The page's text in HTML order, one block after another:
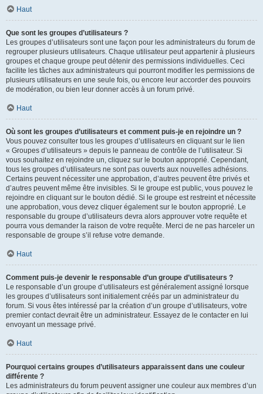
Haut
Que sont les groupes d’utilisateurs ?
Les groupes d’utilisateurs sont une façon pour les administrateurs du forum de
regrouper plusieurs utilisateurs. Chaque utilisateur peut appartenir à plusieurs
groupes et chaque groupe peut détenir des permissions individuelles. Ceci
facilite les tâches aux administrateurs qui pourront modifier les permissions de
plusieurs utilisateurs en une seule fois, ou encore leur accorder des pouvoirs
de modération, ou bien leur donner accès à un forum privé.
Haut
Où sont les groupes d’utilisateurs et comment puis-je en rejoindre un ?
Vous pouvez consulter tous les groupes d’utilisateurs en cliquant sur le lien
« Groupes d’utilisateurs » depuis le panneau de contrôle de l’utilisateur. Si
vous souhaitez en rejoindre un, cliquez sur le bouton approprié. Cependant,
tous les groupes d’utilisateurs ne sont pas ouverts aux nouvelles adhésions.
Certains peuvent nécessiter une approbation, d’autres peuvent être privés et
d’autres peuvent même être invisibles. Si le groupe est public, vous pouvez le
rejoindre en cliquant sur le bouton dédié. Si le groupe est restreint et nécessite
une approbation, vous devez cliquer également sur le bouton approprié. Le
responsable du groupe d’utilisateurs devra alors approuver votre requête et
pourra vous demander la raison de votre requête. Merci de ne pas harceler un
responsable de groupe s’il refuse votre demande.
Haut
Comment puis-je devenir le responsable d’un groupe d’utilisateurs ?
Le responsable d’un groupe d’utilisateurs est généralement assigné lorsque
les groupes d’utilisateurs sont initialement créés par un administrateur du
forum. Si vous êtes intéressé par la création d’un groupe d’utilisateurs, votre
premier contact devrait être un administrateur. Essayez de le contacter en lui
envoyant un message privé.
Haut
Pourquoi certains groupes d’utilisateurs apparaissent dans une couleur
différente ?
Les administrateurs du forum peuvent assigner une couleur aux membres d’un